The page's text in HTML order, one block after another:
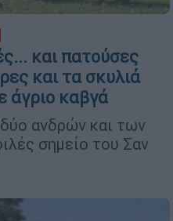
και πατούσες
και τα σκυλιά
άγριο καβγά
ανδρών και των
σημείο του Σαν